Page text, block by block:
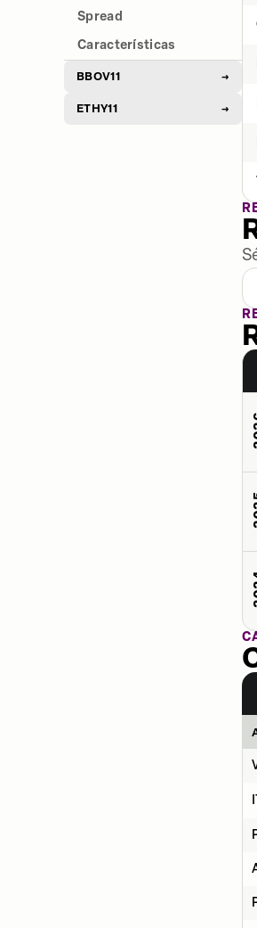
Spread
Características
BBOV11 →
ETHY11 →